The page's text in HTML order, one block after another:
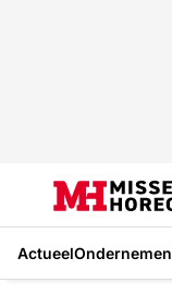
ActueelOndernemen